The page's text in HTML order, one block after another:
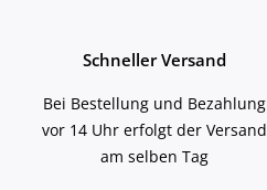
Schneller Versand
Bei Bestellung und Bezahlung
vor 14 Uhr erfolgt der Versand
am selben Tag